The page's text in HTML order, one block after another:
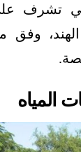
تشرف
وفق
المياه